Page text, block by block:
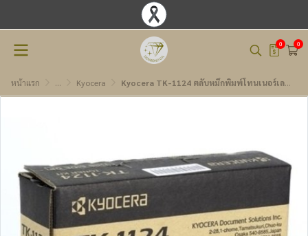
0 0
หน้าแรก ... Kyocera Kyocera TK-1124 ตลับหมึกพิมพ์โทนเนอร์เลเซอร์